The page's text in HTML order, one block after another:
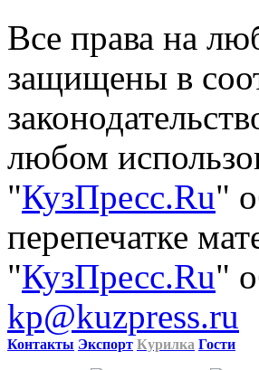
Все права на
защищены в
любом
"КузПресс.Ru"
перепечатке
"КузПресс.Ru"
kp@kuzpress.ru
Контакты Экспорт Курилка Гости